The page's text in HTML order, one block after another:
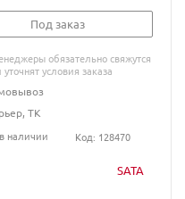
SATA
Под заказ
обязательно свяжутся
условия заказа
ТК
наличии
Код: 128470